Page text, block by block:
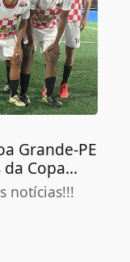
Grande-PE
Copa...
notícias!!!